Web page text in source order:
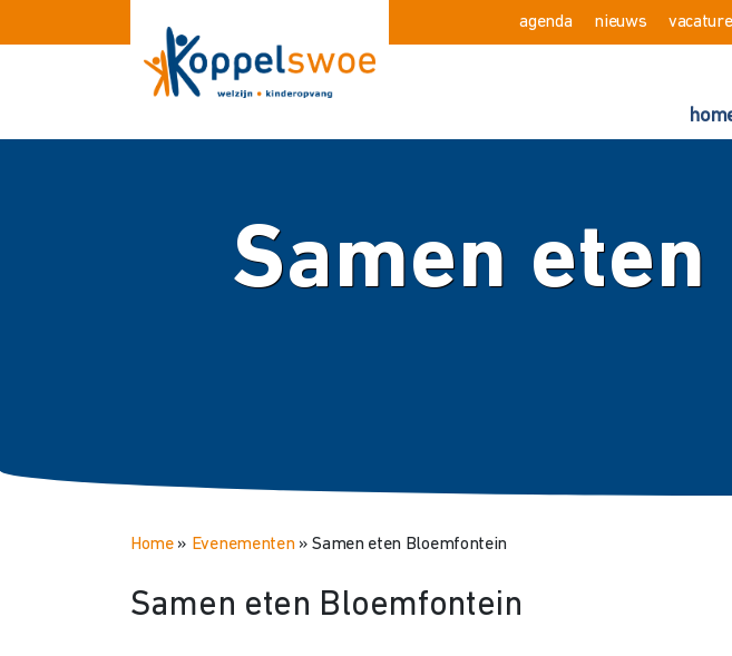
agenda nieuws
Samen
Home» Evenementen»Samen eten Bloemfontein
Samen eten Bloemfontein